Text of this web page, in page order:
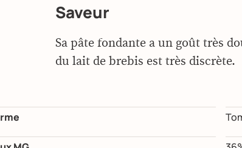
Saveur
Sa pâte fondante a un goût très
du lait de brebis est très discrète.